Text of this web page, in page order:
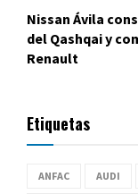
Nissan Ávila
del Qashqai y
Renault
Etiquetas
ANFAC AUDI